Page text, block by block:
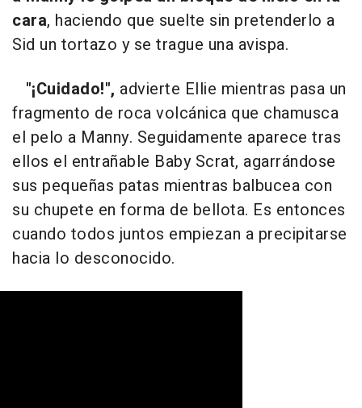
cara, haciendo que suelte sin pretenderlo a
Sid un tortazo y se trague una avispa.
"¡Cuidado!", advierte Ellie mientras pasa un
fragmento de roca volcánica que chamusca
el pelo a Manny. Seguidamente aparece tras
ellos el entrañable Baby Scrat, agarrándose
sus pequeñas patas mientras balbucea con
su chupete en forma de bellota. Es entonces
cuando todos juntos empiezan a precipitarse
hacia lo desconocido.